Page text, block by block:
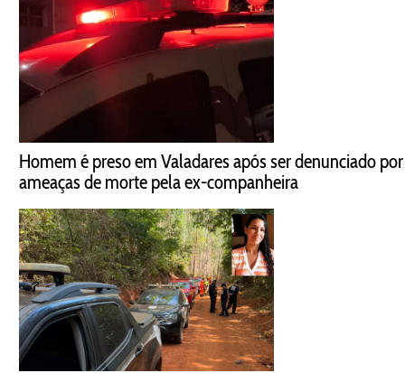
Homem é preso em Valadares após ser denunciado por
ameaças de morte pela ex-companheira